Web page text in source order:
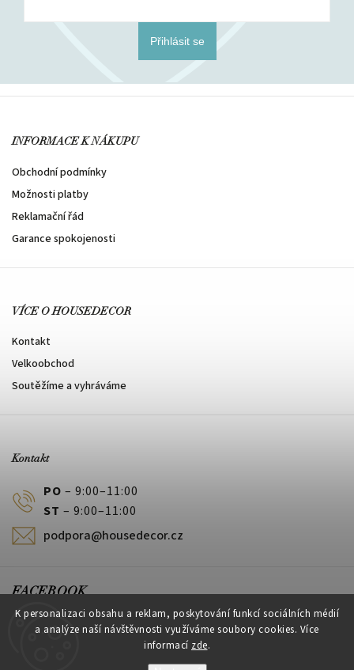
K personalizaci obsahu a reklam, poskytování funkcí sociálních médií
a analýze naší návštěvnosti využíváme soubory cookies. Více
informací zde.
Přihlásit se
INFORMACE K NÁKUPU
Obchodní podmínky
Možnosti platby
Reklamační řád
Garance spokojenosti
VÍCE O HOUSEDECOR
Kontakt
Velkoobchod
Soutěžíme a vyhráváme
Kontakt
PO – 9:00–11:00
ST – 9:00–11:00
podpora@housedecor.cz
FACEBOOK